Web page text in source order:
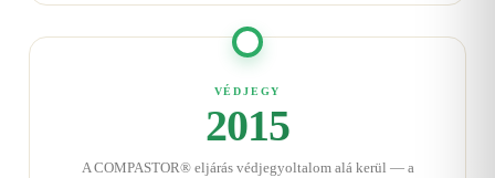
VÉDJEGY
2015
A COMPASTOR® eljárás védjegyoltalom alá kerül — a